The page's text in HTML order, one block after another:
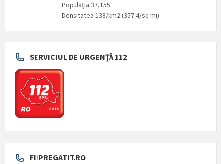
Populaţia 37,155
Densitatea 138/km2 (357.4/sq mi)
SERVICIUL DE URGENȚĂ 112
FIIPREGATIT.RO